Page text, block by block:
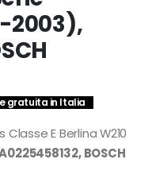
2003),
gratuita in Italia
E Berlina W210
BOSCH